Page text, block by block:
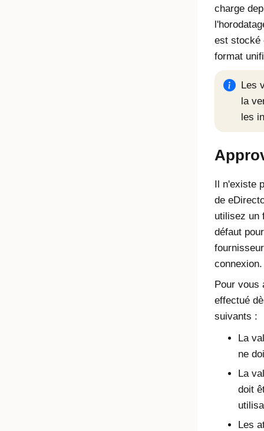
charge
est
format
Les
la
les
Il n'existe
de
utilisez un
défaut
connexion.
Pour vous
effectué
suivants :
La
ne
La
doit
Les